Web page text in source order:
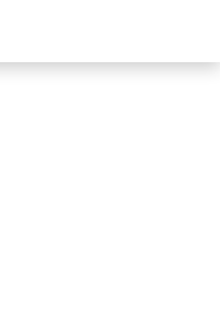
Piknik Adopciaka: